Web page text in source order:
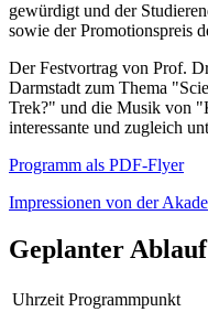
gewürdigt und der
sowie der Promotionspreis
Der Festvortrag von Prof.
Darmstadt zum Thema
Trek?" und die Musik von
interessante und zugleich
Programm als PDF-Flyer
Impressionen von der
Geplanter Ablauf
Uhrzeit Programmpunkt